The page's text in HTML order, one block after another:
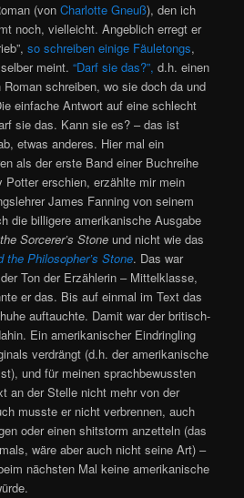
(vonCharlotte Gneuß), den ich
noch, vielleicht. Angeblich erregt er
so schreiben einige Fäuletongs,
meint.“Darf sie das?”, d.h. einen
schreiben, wo sie doch da und
einfache Antwort auf eine schlecht
sie das. Kann sie es? – das ist
etwas anderes. Hier mal ein
als der erste Band einer Buchreihe
Potter erschien, erzählte mir mein
James Fanning von seinem
die billigere amerikanische Ausgabe
Sorcerer’s Stone und nicht wie das
the Philosopher’s Stone. Das war
Ton der Erzählerin – Mittelklasse,
er das. Bis auf einmal im Text das
auftauchte. Damit war der britisch-
Ein amerikanischer Eindringling
verdrängt (d.h. der amerikanische
und für meinen sprachbewussten
an der Stelle nicht mehr von der
musste er nicht verbrennen, auch
oder einen shitstorm anzetteln (das
wäre aber auch nicht seine Art) –
nächsten Mal keine amerikanische